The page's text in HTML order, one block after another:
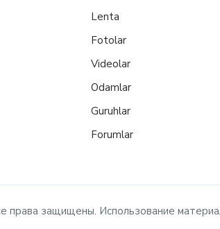
Lenta
Fotolar
Videolar
Odamlar
Guruhlar
Forumlar
права защищены. Использование